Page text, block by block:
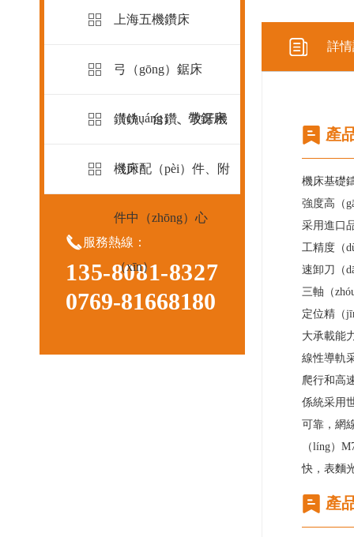
上海五機鑽床
弓（gōng）鋸床
（chuáng）、帶鋸床
鑽銑、台鑽、攻牙機
（jī）
機床配（pèi）件、附
件中（zhōng）心
（xīn）
服務熱線：
135-8081-8327
0769-81668180
詳
產
機床基礎
強度高（
采用進口
工精度（
速卸刀（
三軸（
定位精（
大承載能
線性導軌
爬行和高
係統采用
可靠，網
（líng）
快，表麵
產